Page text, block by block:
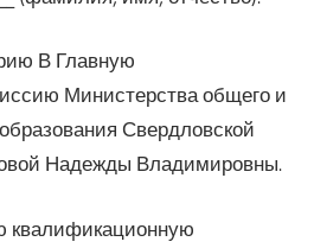
В Главную
Министерства общего и
Свердловской
Надежды Владимировны.
квалификационную